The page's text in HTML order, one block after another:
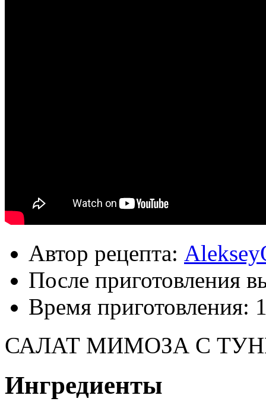
Автор рецепта:
После приготовления
Время приготовления:
САЛАТ МИМОЗА С
Ингредиенты